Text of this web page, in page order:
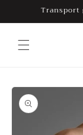
Salt laTransport
informațiile
despre
produs